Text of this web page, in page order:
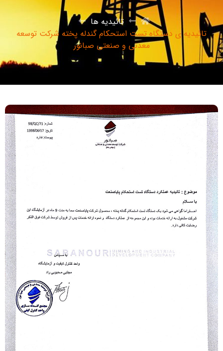
تائیدیه ها
تائیدیه ی دستگاه تست استحکام گندله پخته شرکت توسعه
معدنی و صنعتی صبانور